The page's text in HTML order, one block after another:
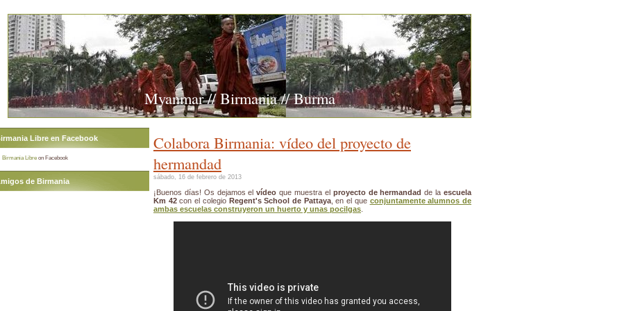
Myanmar // Birmania // Burma
Colabora Birmania: vídeo del proyecto de
hermandad
sábado, 16 de febrero de 2013
¡Buenos días! Os dejamos elvídeoque muestra el proyecto de hermandad de laescuela
Km 42con el colegio Regent's School de Pattaya, en el que conjuntamente alumnos de
ambas escuelas construyeron un huerto y unas pocilgas
Libre en Facebook
Birmania Libre on Facebook
de Birmania